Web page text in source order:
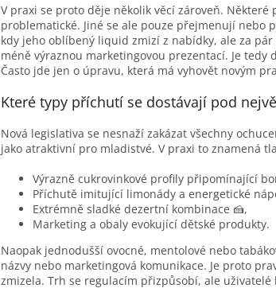
V praxi se proto děje několik věcí zároveň.
problematické. Jiné se ale pouze přejmenují nebo
kdy jeho oblíbený liquid zmizí z nabídky, ale za
méně výraznou marketingovou prezentací. Je
Často jde jen o úpravu, která má vyhovět novým
Které typy příchutí se dostávají pod
Nová legislativa se nesnaží zakázat všechny
jako atraktivní pro mladistvé. V praxi to znamená
Výrazně cukrovinkové profily připomínající
Příchutě imitující limonády a energetické
Extrémně sladké dezertní kombinace 🍰,
Marketing a obaly evokující dětské produkty.
Naopak jednodušší ovocné, mentolové nebo
názvy nebo marketingová komunikace. Je proto
zmizela. Trh se regulacím přizpůsobí, ale